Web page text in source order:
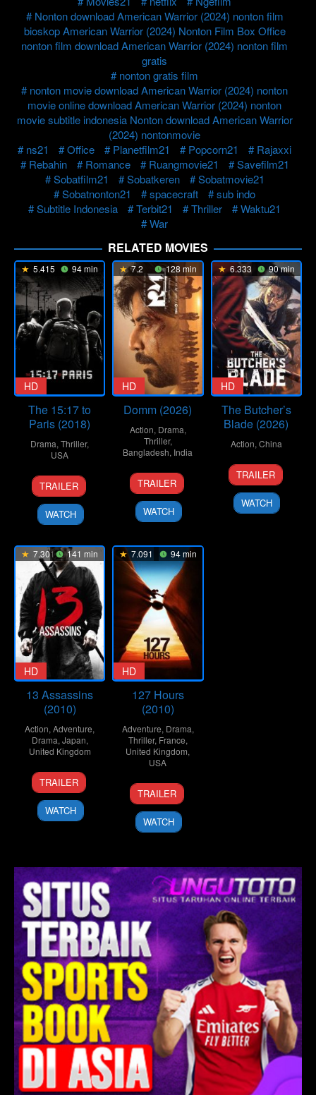
Nonton download American Warrior (2024) nonton film
bioskop American Warrior (2024) Nonton Film Box Office
nonton film download American Warrior (2024) nonton film
gratis
nonton gratis film
nonton movie download American Warrior (2024) nonton
movie online download American Warrior (2024) nonton
movie subtitle indonesia Nonton download American Warrior
(2024) nontonmovie
ns21
Office Planetfilm21 Popcorn21
Rajaxxi
Rebahin
Romance Ruangmovie21
Savefilm21
Sobatfilm21
Sobatkeren
Sobatmovie21
Sobatnonton21
spacecraft
sub indo
Subtitle Indonesia
Terbit21 Thriller
Waktu21
War
RELATED MOVIES
5.415 94 min
HD
The 15:17 to
Paris (2018)
Drama,Thriller,
USA
7
Feb
2018
Clint
Eastwood
TRAILER
WATCH
7.2 128 min
HD
Domm (2026)
Action, Drama,
Thriller,
Bangladesh, India
21
Mar
2026
Redoan
Rony
TRAILER
WATCH
6.333 90 min
HD
The Butcher’s
Blade (2026)
Action, China
8
Jan
2026
Liu
Wenpu
TRAILER
WATCH
7.301 141 min
HD
13 Assassins
(2010)
Action,Adventure,
Drama, Japan,
United Kingdom
25
Sep
2010
Takashi
Miike
TRAILER
WATCH
7.091 94 min
HD
127 Hours
(2010)
Adventure, Drama,
Thriller, France,
United Kingdom,
USA
12
Nov
2010
Danny
Boyle
TRAILER
WATCH